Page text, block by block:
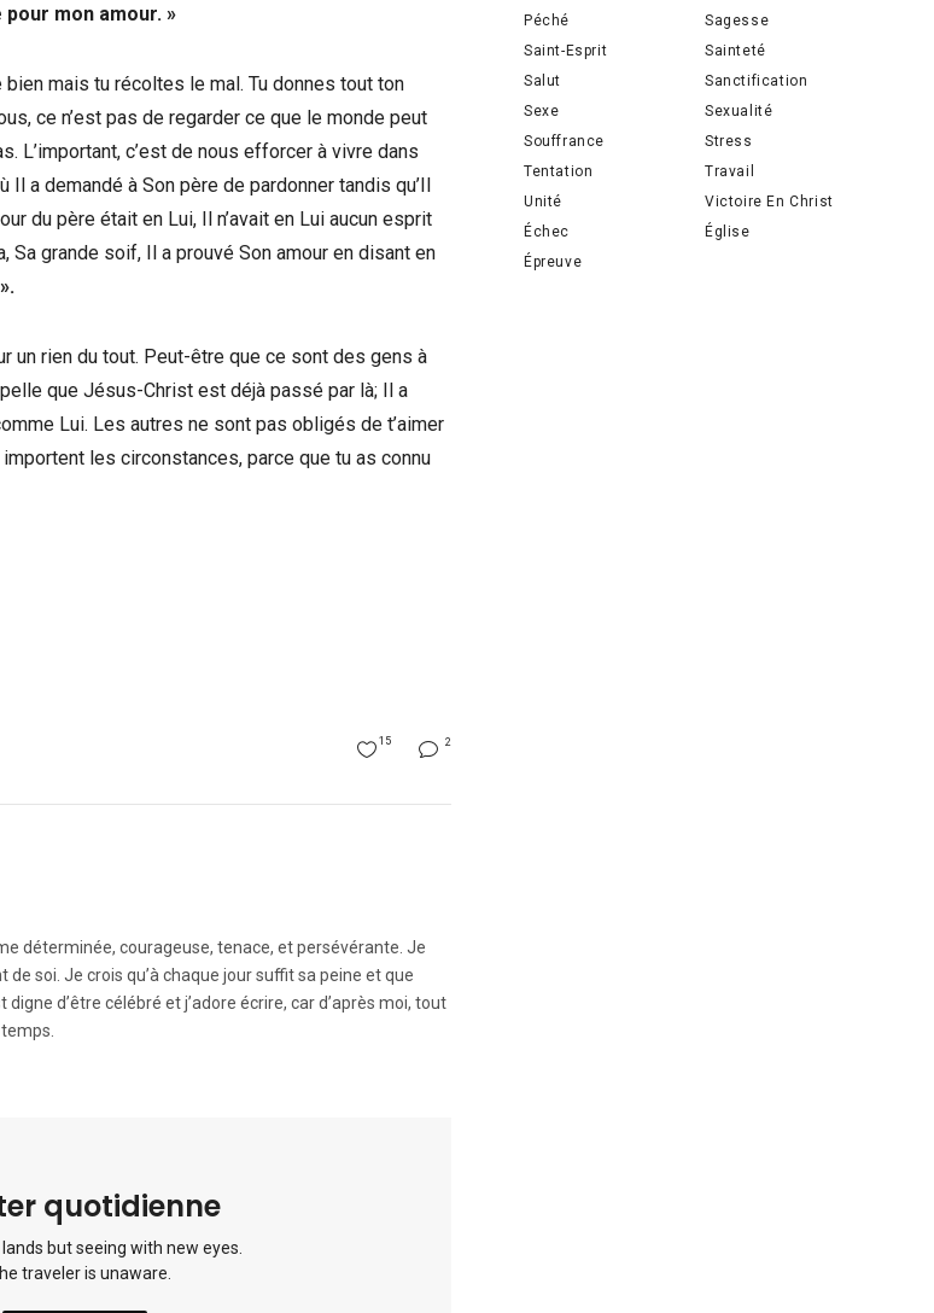
pour mon amour. »
mais tu récoltes le mal. Tu donnes tout ton
ce n’est pas de regarder ce que le monde peut
L’important, c’est de nous efforcer à vivre dans
Il a demandé à Son père de pardonner tandis qu’Il
du père était en Lui, Il n’avait en Lui aucun esprit
Sa grande soif, Il a prouvé Son amour en disant en
un rien du tout. Peut-être que ce sont des gens à
que Jésus-Christ est déjà passé par là; Il a
Lui. Les autres ne sont pas obligés de t’aimer
les circonstances, parce que tu as connu
2
15
déterminée, courageuse, tenace, et persévérante. Je
soi. Je crois qu’à chaque jour suffit sa peine et que
d’être célébré et j’adore écrire, car d’après moi, tout
quotidienne
but seeing with new eyes.
traveler is unaware.
Péché
Sagesse
Saint-Esprit
Sainteté
Salut
Sanctification
Sexe
Sexualité
Souffrance
Stress
Tentation
Travail
Unité
Victoire En Christ
Échec
Église
Épreuve